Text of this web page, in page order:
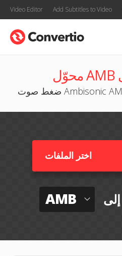
Video Editor Add Subtitles to Video
اختر الملفات
AMB إلى